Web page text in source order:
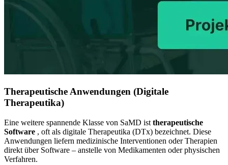
Therapeutische Anwendungen (Digitale
Therapeutika)
Eine weitere spannende Klasse von SaMD ist therapeutische
Software , oft als digitale Therapeutika (DTx) bezeichnet. Diese
Anwendungen liefern medizinische Interventionen oder Therapien
direkt über Software – anstelle von Medikamenten oder physischen
Verfahren.